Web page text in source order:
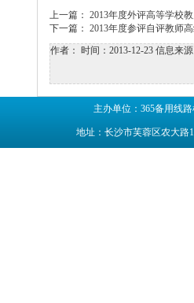
上一篇： 2013年度外评高等学校
下一篇： 2013年度参评自评教师
作者：
时间：2013-12-23 信息来
主办单位：365备用线
地址：长沙市芙蓉区农大